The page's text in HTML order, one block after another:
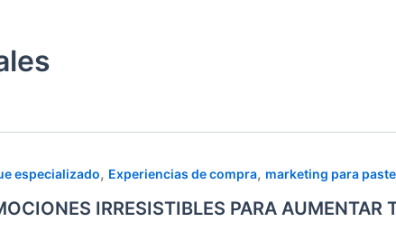
especializado, Experiencias de compra, marketing para
IRRESISTIBLES PARA AUMENTAR